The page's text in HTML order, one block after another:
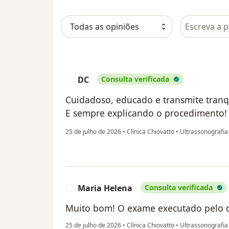
Pesquisar
DC Consulta verificada
Cuidadoso, educado e transmite
E sempre explicando o procedimento!
25 de julho de 2026 • Clínica Chiovatto • Ultrassonografia
Maria Helena Consulta verificada
Muito bom! O exame executado pelo
25 de julho de 2026 • Clínica Chiovatto •